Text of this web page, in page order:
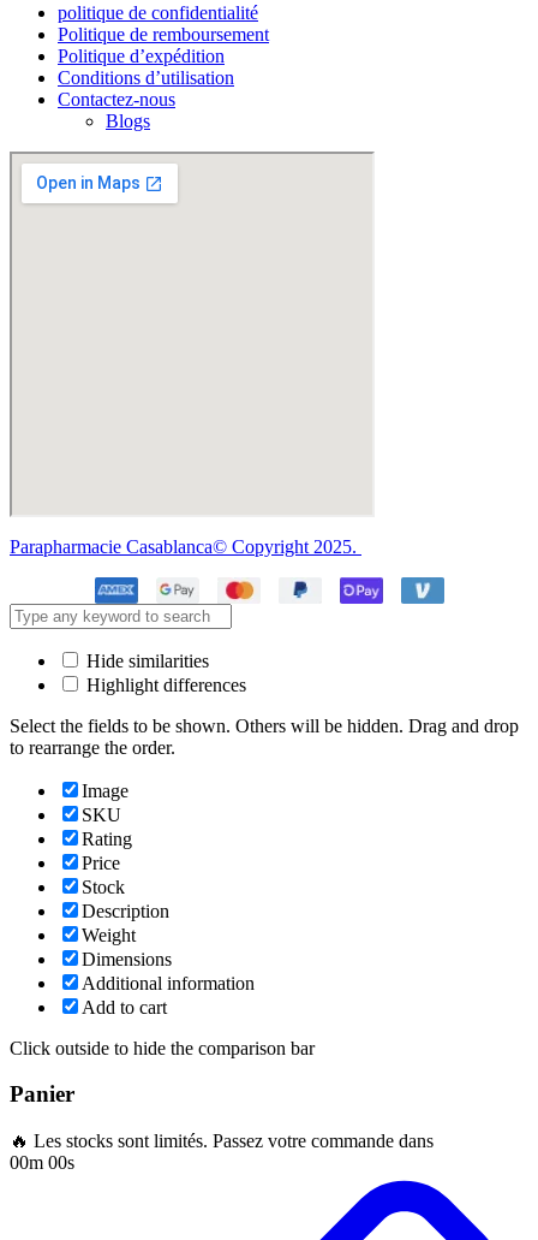
politique de confidentialité
Politique de remboursement
Politique d’expédition
Conditions d’utilisation
Contactez-nous
Blogs
Parapharmacie Casablanca© Copyright 2025.
Hide similarities
Highlight differences
Select the fields to be shown. Others will be hidden. Drag and drop
to rearrange the order.
Image
SKU
Rating
Price
Stock
Description
Weight
Dimensions
Additional information
Add to cart
Click outside to hide the comparison bar
Panier
🔥 Les stocks sont limités. Passez votre commande dans
00m 00s